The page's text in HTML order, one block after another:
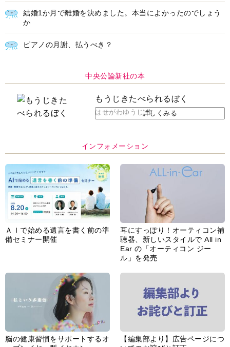
結婚1か月で離婚を決めました。本当によかったのでしょう
か
ピアノの月謝、払うべき？
中央公論新社の本
もうじきたべられるぼく
はせがわゆうじ 作詳しくみる
インフォメーション
ＡＩで始める遺言を書く前の準
備セミナー開催
耳にすっぽり！オーティコン補
聴器、新しいスタイルで All in
Ear の「オーティコン ジー
ル」を発売
脳の健康習慣をサポートするオ
【編集部より】広告ページにつ